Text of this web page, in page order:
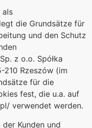
als
die Grundsätze für
und den Schutz
z o.o. Spółka
210 Rzeszów (im
für die
fest, die u.a. auf
verwendet werden.
Kunden und